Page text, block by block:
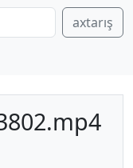
axtarış